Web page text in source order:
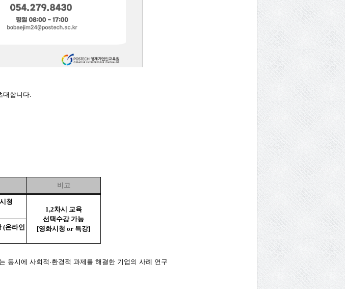
대합니다.
비고
청
1,2차시 교육
선택수강 가능
[영화시 청 or 특강]
(온라인
동시에 사회적·환경적 과제를 해결한 기업의 사례 연구